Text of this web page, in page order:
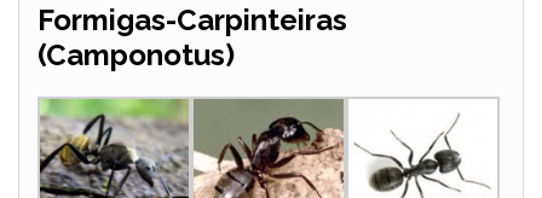
Formigas-Carpinteiras
(Camponotus)